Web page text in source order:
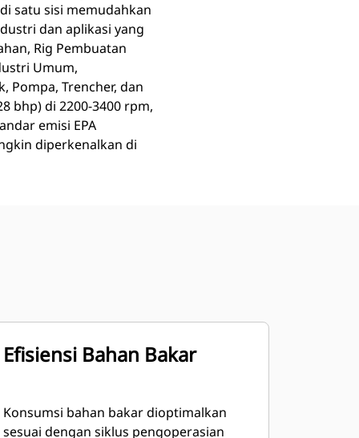
satu sisi memudahkan
dan aplikasi yang
Rig Pembuatan
Umum,
Pompa, Trencher, dan
bhp) di 2200-3400 rpm,
emisi EPA
diperkenalkan di
Efisiensi Bahan Bakar
Konsumsi bahan bakar dioptimalkan
sesuai dengan siklus pengoperasian